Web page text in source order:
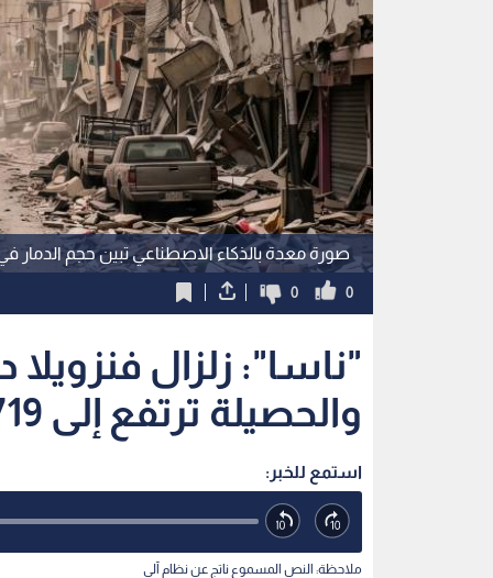
صورة معدة بالذكاء الاصطناعي تبين حجم الدمار في
0
0
والحصيلة ترتفع إلى 1719 قتيلا
استمع للخبر:
ملاحظة: النص المسموع ناتج عن نظام آلي